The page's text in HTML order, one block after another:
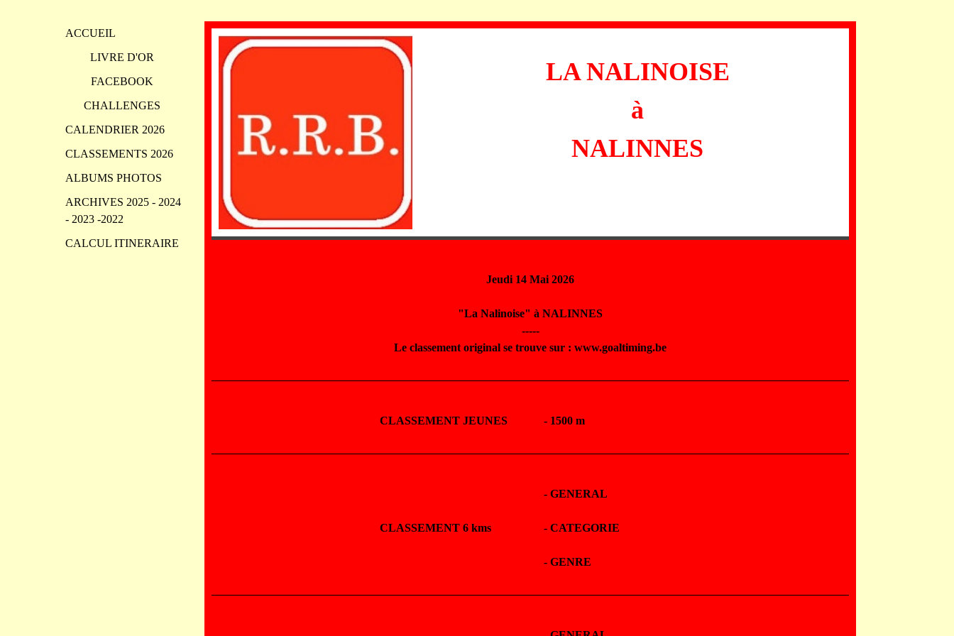
ACCUEIL
LIVRE D'OR
FACEBOOK
CHALLENGES
CALENDRIER 2026
CLASSEMENTS 2026
ALBUMS PHOTOS
ARCHIVES 2025 - 2024
- 2023 -2022
CALCUL ITINERAIRE
LA NALINOISE
à
NALINNES
Jeudi 14 Mai 2026
"La Nalinoise" à NALINNES
-----
Le classement original se trouve sur : www.goaltiming.be
CLASSEMENT JEUNES - 1500 m
CLASSEMENT 6 kms
- GENERAL
- CATEGORIE
- GENRE